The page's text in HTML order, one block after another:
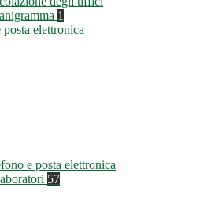
1
elettronica
e posta elettronica
57